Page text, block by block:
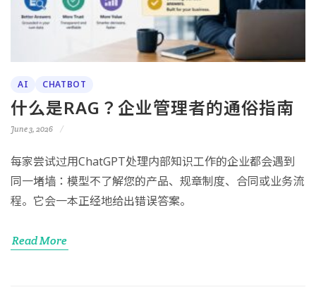
AI CHATBOT
什么是RAG？企业管理者的通俗指南
June 3, 2026
每家尝试过用ChatGPT处理内部知识工作的企业都会遇到
同一堵墙：模型不了解您的产品、规章制度、合同或业务流
程。它会一本正经地给出错误答案。
Read More